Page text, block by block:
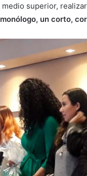
superior,
un corto,